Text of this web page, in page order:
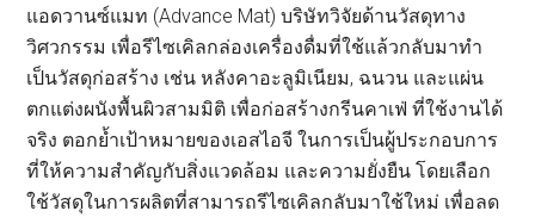
แอดวานซ์แมท (Advance Mat) บริษัทวิจัยด้านวัสดุทาง
วิศวกรรม เพื่อรีไซเคิลกล่องเครื่องดื่มที่ใช้แล้วกลับมาทำ
เป็นวัสดุก่อสร้าง เช่น หลังคาอะลูมิเนียม, ฉนวน และแผ่น
ตกแต่งผนังพื้นผิวสามมิติ เพื่อก่อสร้างกรีนคาเฟ่ ที่ใช้งานได้
จริง ตอกย้ำเป้าหมายของเอสไอจี ในการเป็นผู้ประกอบการ
ที่ให้ความสำคัญกับสิ่งแวดล้อม และความยั่งยืน โดยเลือก
ใช้วัสดุในการผลิตที่สามารถรีไซเคิลกลับมาใช้ใหม่ เพื่อลด